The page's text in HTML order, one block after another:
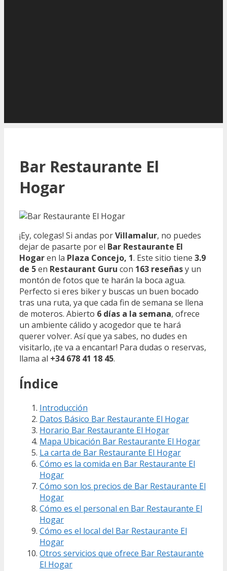
Bar Restaurante El
Hogar
¡Ey, colegas! Si andas porVillamalur, no puedes
dejar de pasarte por el Bar Restaurante El
Hogaren la Plaza Concejo, 1. Este sitio tiene 3.9
de 5en Restaurant Guru con 163 reseñasy un
montón de fotos que te harán la boca agua.
Perfecto si eres biker y buscas un buen bocado
tras una ruta, ya que cada fin de semana se llena
de moteros. Abierto 6 días a la semana, ofrece
un ambiente cálido y acogedor que te hará
querer volver. Así que ya sabes, no dudes en
visitarlo, ¡te va a encantar! Para dudas o reservas,
llama al +34 678 41 18 45.
Índice
Introducción
Datos Básico Bar Restaurante El Hogar
Horario Bar Restaurante El Hogar
Mapa Ubicación Bar Restaurante El Hogar
La carta de Bar Restaurante El Hogar
Cómo es la comida en Bar Restaurante El
Hogar
Cómo son los precios de Bar Restaurante El
Hogar
Cómo es el personal en Bar Restaurante El
Hogar
Cómo es el local del Bar Restaurante El
Hogar
Otros servicios que ofrece Bar Restaurante
El Hogar